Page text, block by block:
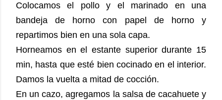
Colocamos el pollo y el marinado en una
bandeja de horno con papel de horno y
repartimos bien en una sola capa.
Horneamos en el estante superior durante 15
min, hasta que esté bien cocinado en el interior.
Damos la vuelta a mitad de cocción.
En un cazo, agregamos la salsa de cacahuete y